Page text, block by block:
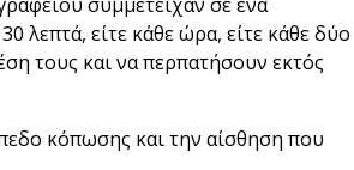
λεπτά, είτε κάθε ώρα, είτε κάθε δύο
τους και να περπατήσουν εκτός
κόπωσης και την αίσθηση που